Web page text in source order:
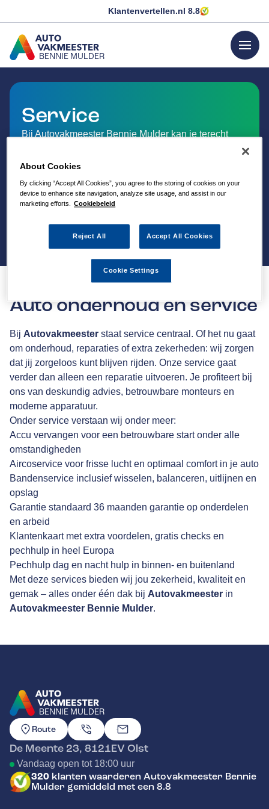
Klantenvertellen.nl 8.8
BENNIE MULDER
GA NAAR DE HOMEPAGINA
menu
Service
Bij Autovakmeester Bennie Mulder kan je terecht
dienstverlening op het gebied van auto-onderhoud.
Auto onderhoud en service
Bij Autovakmeester staat service centraal. Of het nu gaat
om onderhoud, reparaties of extra zekerheden: wij zorgen
dat jij zorgeloos kunt blijven rijden. Onze service gaat
verder dan alleen een reparatie uitvoeren. Je profiteert bij
ons van deskundig advies, betrouwbare monteurs en
moderne apparatuur.
Onder service verstaan wij onder meer:
Accu vervangen voor een betrouwbare start onder alle
omstandigheden
Aircoservice voor frisse lucht en optimaal comfort in je auto
Bandenservice inclusief wisselen, balanceren, uitlijnen en
opslag
Garantie standaard 36 maanden garantie op onderdelen
en arbeid
Klantenkaart met extra voordelen, gratis checks en
pechhulp in heel Europa
Pechhulp dag en nacht hulp in binnen- en buitenland
Met deze services bieden wij jou zekerheid, kwaliteit en
gemak – alles onder één dak bij Autovakmeester in
Autovakmeester Bennie Mulder.
BENNIE MULDER
GA NAAR DE HOMEPAGINA
Route
De Meente 23, 8121EVOlst
Vandaag open tot 18:00 uur
320 klanten waarderen Autovakmeester Bennie
Mulder gemiddeld met een 8.8
About Cookies
By clicking “Accept All Cookies”, you agree to the storing of cookies on your
device to enhance site navigation, analyze site usage, and assist in our
marketing efforts. Cookiebeleid
Reject All Accept All Cookies
Cookie Settings